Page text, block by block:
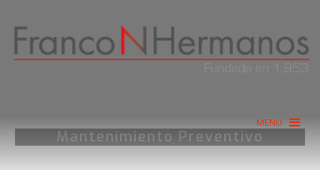
MENU
Mantenimiento Preventivo